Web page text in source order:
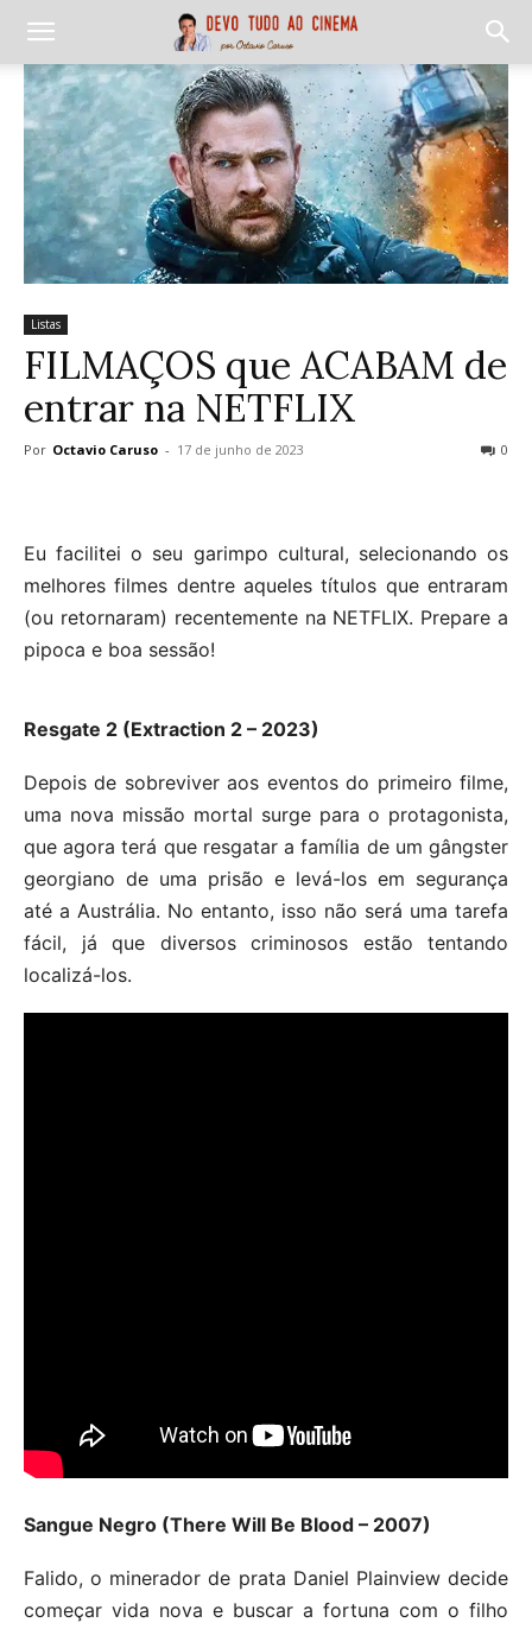
Listas
FILMAÇOS que ACABAM de
entrar na NETFLIX
Por Octavio Caruso - 17 de junho de 2023 0
Eu facilitei o seu garimpo cultural, selecionando os
melhores filmes dentre aqueles títulos que entraram
(ou retornaram) recentemente na NETFLIX. Prepare a
pipoca e boa sessão!
Resgate 2 (Extraction 2 – 2023)
Depois de sobreviver aos eventos do primeiro filme,
uma nova missão mortal surge para o protagonista,
que agora terá que resgatar a família de um gângster
georgiano de uma prisão e levá-los em segurança
até a Austrália. No entanto, isso não será uma tarefa
fácil, já que diversos criminosos estão tentando
localizá-los.
Sangue Negro (There Will Be Blood – 2007)
Falido, o minerador de prata Daniel Plainview decide
começar vida nova e buscar a fortuna com o filho